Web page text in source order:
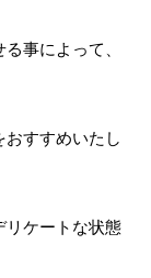
事によって、
おすすめいたし
リケートな状態